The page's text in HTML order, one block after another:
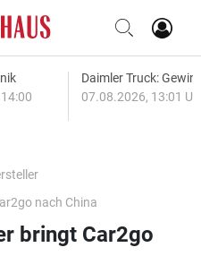
Daimler Truck:
07.08.2026, 13:01
nach China
bringt Car2go